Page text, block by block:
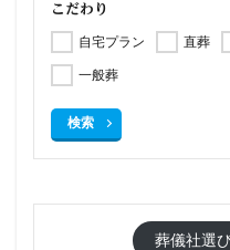
こだわり
自宅プラン 直葬
一般葬
検索
葬儀社選